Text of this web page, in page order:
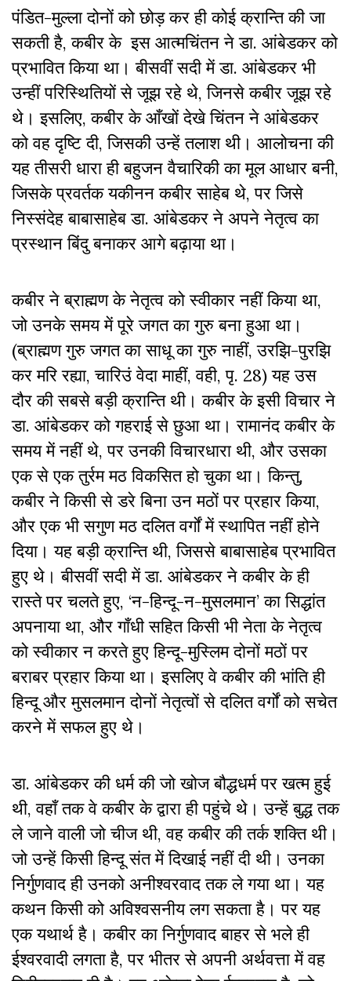
पंडित-मुल्ला दोनों को छोड़ कर ही कोई क्रान्ति की जा
सकती है, कबीर के इस आत्मचिंतन ने डा. आंबेडकर को
प्रभावित किया था। बीसवीं सदी में डा. आंबेडकर भी
उन्हीं परिस्थितियों से जूझ रहे थे, जिनसे कबीर जूझ रहे
थे। इसलिए, कबीर के आँखों देखे चिंतन ने आंबेडकर
को वह दृष्टि दी, जिसकी उन्हें तलाश थी। आलोचना की
यह तीसरी धारा ही बहुजन वैचारिकी का मूल आधार बनी,
जिसके प्रवर्तक यकीनन कबीर साहेब थे, पर जिसे
निस्संदेह बाबासाहेब डा. आंबेडकर ने अपने नेतृत्व का
प्रस्थान बिंदु बनाकर आगे बढ़ाया था।
कबीर ने ब्राह्मण के नेतृत्व को स्वीकार नहीं किया था,
जो उनके समय में पूरे जगत का गुरु बना हुआ था।
(ब्राह्मण गुरु जगत का साधू का गुरु नाहीं, उरझि-पुरझि
कर मरि रह्या, चारिउं वेदा माहीं, वही, पृ. 28) यह उस
दौर की सबसे बड़ी क्रान्ति थी। कबीर के इसी विचार ने
डा. आंबेडकर को गहराई से छुआ था। रामानंद कबीर के
समय में नहीं थे, पर उनकी विचारधारा थी, और उसका
एक से एक तुर्रम मठ विकसित हो चुका था। किन्तु,
कबीर ने किसी से डरे बिना उन मठों पर प्रहार किया,
और एक भी सगुण मठ दलित वर्गों में स्थापित नहीं होने
दिया। यह बड़ी क्रान्ति थी, जिससे बाबासाहेब प्रभावित
हुए थे। बीसवीं सदी में डा. आंबेडकर ने कबीर के ही
रास्ते पर चलते हुए, ‘न-हिन्दू-न-मुसलमान’ का सिद्धांत
अपनाया था, और गाँधी सहित किसी भी नेता के नेतृत्व
को स्वीकार न करते हुए हिन्दू-मुस्लिम दोनों मठों पर
बराबर प्रहार किया था। इसलिए वे कबीर की भांति ही
हिन्दू और मुसलमान दोनों नेतृत्वों से दलित वर्गों को सचेत
करने में सफल हुए थे।
डा. आंबेडकर की धर्म की जो खोज बौद्धधर्म पर खत्म हुई
थी, वहाँ तक वे कबीर के द्वारा ही पहुंचे थे। उन्हें बुद्ध तक
ले जाने वाली जो चीज थी, वह कबीर की तर्क शक्ति थी।
जो उन्हें किसी हिन्दू संत में दिखाई नहीं दी थी। उनका
निर्गुणवाद ही उनको अनीश्वरवाद तक ले गया था। यह
कथन किसी को अविश्वसनीय लग सकता है। पर यह
एक यथार्थ है। कबीर का निर्गुणवाद बाहर से भले ही
ईश्वरवादी लगता है, पर भीतर से अपनी अर्थवत्ता में वह